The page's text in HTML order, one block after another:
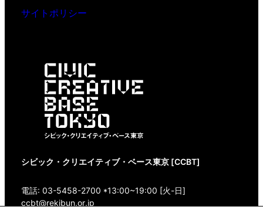
サイトポリシー
シビック・クリエイティブ・ベース東京 [CCBT]
電話: 03-5458-2700 *13:00~19:00 [火-日]
ccbt@rekibun.or.jp